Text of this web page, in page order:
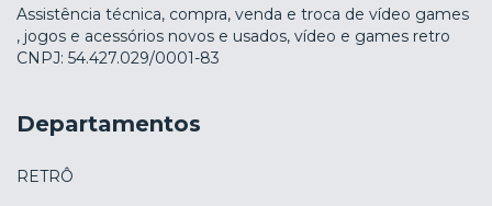
Assistência técnica, compra, venda e troca de vídeo games
, jogos e acessórios novos e usados, vídeo e games retro
CNPJ: 54.427.029/0001-83
Departamentos
RETRÔ